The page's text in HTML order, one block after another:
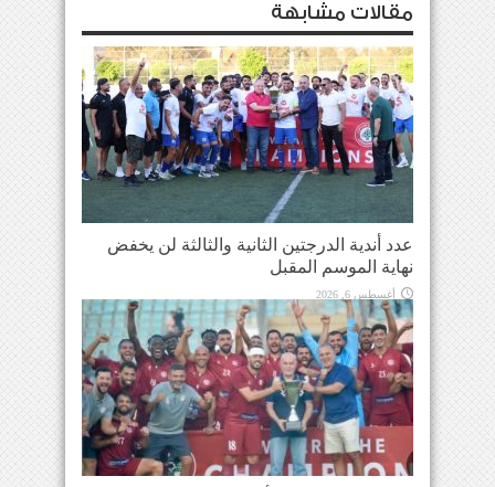
مقالات مشابهة
عدد أندية الدرجتين الثانية والثالثة لن يخفض
نهاية الموسم المقبل
أغسطس 6, 2026